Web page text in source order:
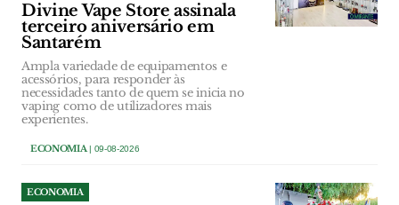
Divine Vape Store assinala
terceiro aniversário em
Santarém
Ampla variedade de equipamentos e
acessórios, para responder às
necessidades tanto de quem se inicia no
vaping como de utilizadores mais
experientes.
ECONOMIA | 09-08-2026
ECONOMIA